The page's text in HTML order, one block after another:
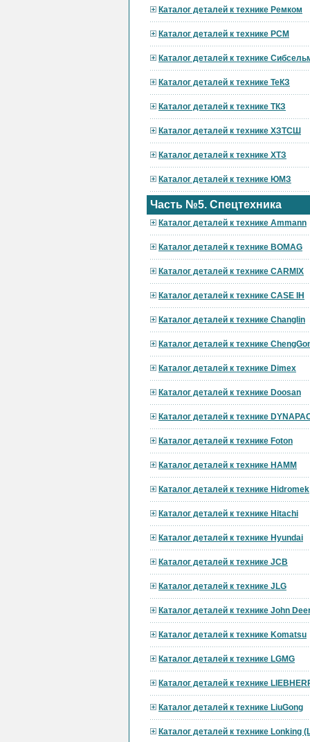
Каталог деталей к технике Ремком
Каталог деталей к технике РСМ
Каталог деталей к технике
Каталог деталей к технике ТеКЗ
Каталог деталей к технике ТКЗ
Каталог деталей к технике ХЗТСШ
Каталог деталей к технике ХТЗ
Каталог деталей к технике ЮМЗ
Часть №5. Спецтехника
Каталог деталей к технике Ammann
Каталог деталей к технике BOMAG
Каталог деталей к технике CARMIX
Каталог деталей к технике CASE IH
Каталог деталей к технике Changlin
Каталог деталей к технике
Каталог деталей к технике Dimex
Каталог деталей к технике Doosan
Каталог деталей к технике
Каталог деталей к технике Foton
Каталог деталей к технике HAMM
Каталог деталей к технике Hidromek
Каталог деталей к технике Hitachi
Каталог деталей к технике Hyundai
Каталог деталей к технике JCB
Каталог деталей к технике JLG
Каталог деталей к технике John
Каталог деталей к технике Komatsu
Каталог деталей к технике LGMG
Каталог деталей к технике
Каталог деталей к технике LiuGong
Каталог деталей к технике Lonking